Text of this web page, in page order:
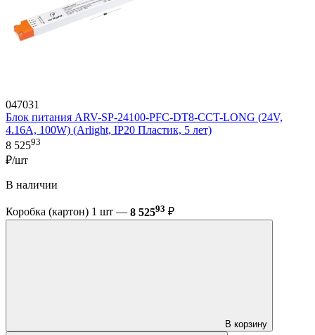
047031
Блок питания ARV-SP-24100-PFC-DT8-CCT-LONG (24V,
4.16A, 100W) (Arlight, IP20 Пластик, 5 лет)
8 52593
₽/шт
В наличии
Коробка (картон) 1 шт — 8 52593 ₽
В корзину